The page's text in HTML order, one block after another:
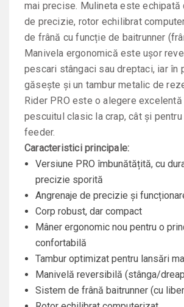
mai precise. Mulineta este echipată
de precizie, rotor echilibrat
de frână cu funcție de baitrunner
Manivela ergonomică este ușor
pescari stângaci sau dreptaci, iar în
găsește și un tambur metalic de
Rider PRO este o alegere excelentă
pescuitul clasic la crap, cât și
feeder.
Caracteristici principale:
Versiune PRO îmbunătățită, cu
precizie sporită
Angrenaje de precizie și
Corp robust, dar compact
Mâner ergonomic nou pentru o
confortabilă
Tambur optimizat pentru lansări
Manivelă reversibilă (stânga/
Sistem de frână baitrunner (cu